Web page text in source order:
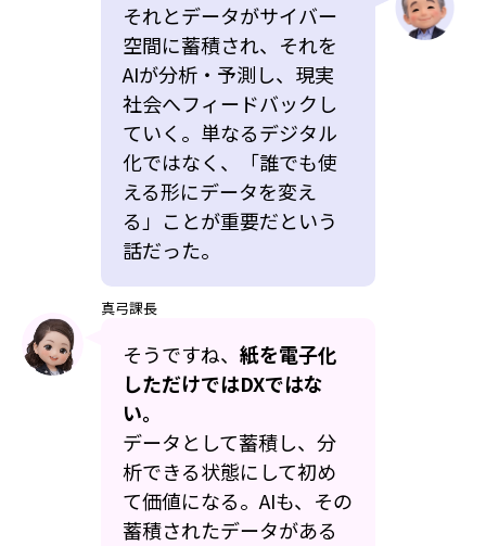
それとデータがサイバー
空間に蓄積され、それを
AIが分析・予測し、現実
社会へフィードバックし
ていく。単なるデジタル
化ではなく、「誰でも使
える形にデータを変え
る」ことが重要だという
話だった。
真弓課長
そうですね、紙を電子化
しただけではDXではな
い。
データとして蓄積し、分
析できる状態にして初め
て価値になる。AIも、その
蓄積されたデータがある